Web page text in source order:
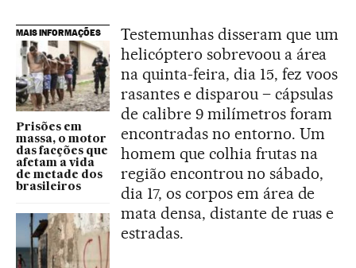
MAIS INFORMAÇÕES
Prisões em
massa, o motor
das facções que
afetam a vida
de metade dos
brasileiros
Testemunhas disseram que um
helicóptero sobrevoou a área
na quinta-feira, dia 15, fez voos
rasantes e disparou – cápsulas
de calibre 9 milímetros foram
encontradas no entorno. Um
homem que colhia frutas na
região encontrou no sábado,
dia 17, os corpos em área de
mata densa, distante de ruas e
estradas.